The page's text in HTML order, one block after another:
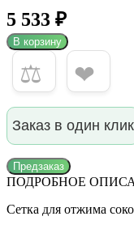
5 533 ₽
В корзину
⚖ ❤
Заказ в один клик
Предзаказ
ПОДРОБНОЕ
Сетка для отжима